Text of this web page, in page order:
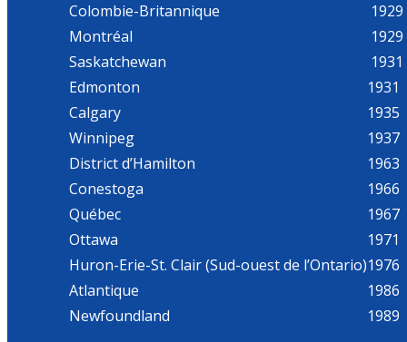
Colombie-Britannique
1929
Montréal
1929
Saskatchewan
1931
Edmonton
1931
Calgary
1935
Winnipeg
1937
District d’Hamilton
1963
Conestoga
1966
Québec
1967
Ottawa
1971
Huron-Erie-St. Clair (Sud-ouest de l’Ontario)1976
Atlantique
1986
Newfoundland
1989